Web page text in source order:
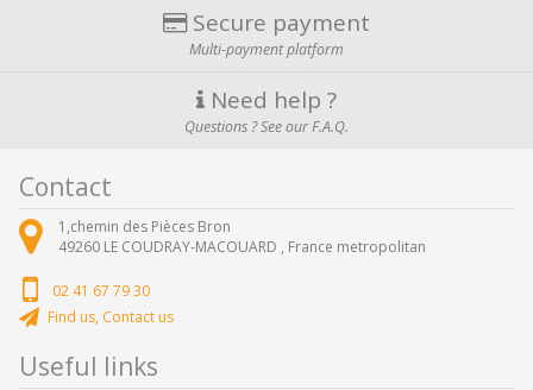
Secure payment
Multi-payment platform
Need help ?
Questions ? See our F.A.Q.
Contact
1,chemin des Pièces Bron
49260 LE COUDRAY-MACOUARD , France metropolitan
02 41 67 79 30
Find us, Contact us
Useful links